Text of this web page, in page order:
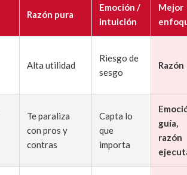
Razón pura
Emoción /
intuición
Mejor
Alta utilidad
Riesgo de
sesgo
Razón
Te paraliza
con pros y
contras
Capta lo
que
importa
guía,
razón